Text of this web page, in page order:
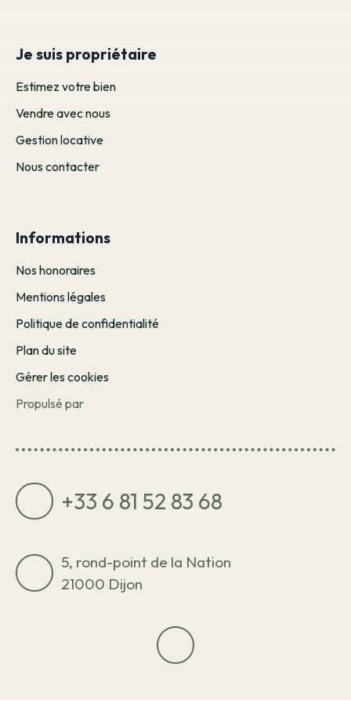
Je suis propriétaire
Estimez votre bien
Vendre avec nous
Gestion locative
Nous contacter
Informations
Nos honoraires
Mentions légales
Politique de confidentialité
Plan du site
Gérer les cookies
Propulsé par
+33 6 81 52 83 68
5, rond-point de la Nation
21000 Dijon